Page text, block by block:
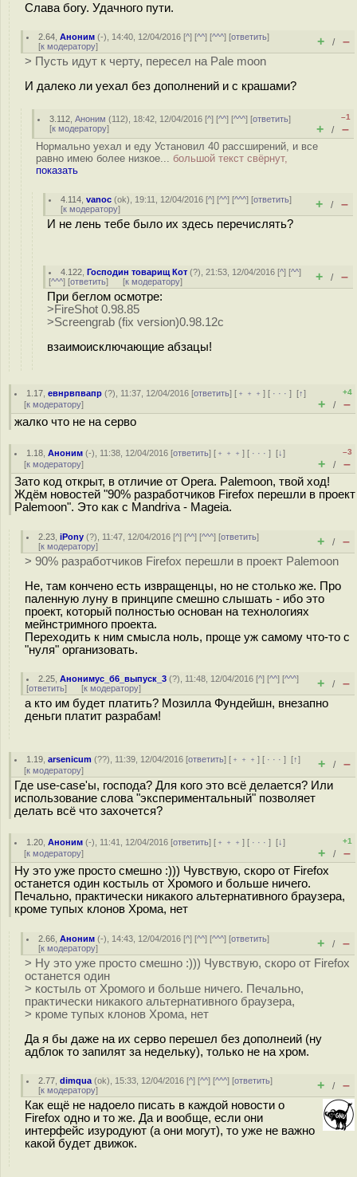
Слава богу. Удачного пути.
2.64 ,Аноним (-), 14:40, 12/04/2016 [^] [^^] [^^^] [ответить]
[к модератору] + / –
> Пусть идут к черту, пересел на Pale moon
И далеко ли уехал без дополнений и с крашами?
3.112 ,Аноним (112), 18:42, 12/04/2016 [^] [^^] [^^^] [ответить]
[к модератору]
–1
+ / –
Нормально уехал и еду Установил 40 рассширений, и все
равно имею более низкое... большой текст свёрнут,
показать
4.114 ,vanoc (ok), 19:11, 12/04/2016 [^] [^^] [^^^] [ответить]
[к модератору] + / –
И не лень тебе было их здесь перечислять?
4.122 ,Господин товарищ Кот (?), 21:53, 12/04/2016 [^] [^^]
[^^^] [ответить] [к модератору] + / –
При беглом осмотре:
>FireShot 0.98.85
>Screengrab (fix version)0.98.12c
взаимоисключающие абзацы!
1.17 ,евнрвпвапр (?), 11:37, 12/04/2016 [ответить] [ ﹢﹢﹢] [ · · ·][↑]
[к модератору]
+4
+ / –
жалко что не на серво
1.18 ,Аноним (-), 11:38, 12/04/2016 [ответить] [ ﹢﹢﹢] [ · · ·][↓]
[к модератору]
–3
+ / –
Зато код открыт, в отличие от Opera. Palemoon, твой ход!
Ждём новостей "90% разработчиков Firefox перешли в проект
Palemoon". Это как с Mandriva - Mageia.
2.23 ,iPony (?), 11:47, 12/04/2016 [^] [^^] [^^^] [ответить]
[к модератору] + / –
> 90% разработчиков Firefox перешли в проект Palemoon
Не, там кончено есть извращенцы, но не столько же. Про
паленную луну в принципе смешно слышать - ибо это
проект, который полностью основан на технологиях
мейнстримного проекта.
Переходить к ним смысла ноль, проще уж самому что-то с
"нуля" организовать.
2.25 ,Анонимус_б6_выпуск_3 (?), 11:48, 12/04/2016 [^] [^^] [^^^]
[ответить] [к модератору] + / –
а кто им будет платить? Мозилла Фундейшн, внезапно
деньги платит разрабам!
1.19 ,arsenicum (??), 11:39, 12/04/2016 [ответить] [ ﹢﹢﹢] [ · · ·][↑]
[к модератору] + / –
Где use-case'ы, господа? Для кого это всё делается? Или
использование слова "экспериментальный" позволяет
делать всё что захочется?
1.20 ,Аноним (-), 11:41, 12/04/2016 [ответить] [ ﹢﹢﹢] [ · · ·][↓]
[к модератору]
+1
+ / –
Ну это уже просто смешно :))) Чувствую, скоро от Firefox
останется один костыль от Хромого и больше ничего.
Печально, практически никакого альтернативного браузера,
кроме тупых клонов Хрома, нет
2.66 ,Аноним (-), 14:43, 12/04/2016 [^] [^^] [^^^] [ответить]
[к модератору] + / –
> Ну это уже просто смешно :))) Чувствую, скоро от Firefox
останется один
> костыль от Хромого и больше ничего. Печально,
практически никакого альтернативного браузера,
> кроме тупых клонов Хрома, нет
Да я бы даже на их серво перешел без дополнеий (ну
адблок то запилят за недельку), только не на хром.
2.77 ,dimqua (ok), 15:33, 12/04/2016 [^] [^^] [^^^] [ответить]
[к модератору] + / –
Как ещё не надоело писать в каждой новости о
Firefox одно и то же. Да и вообще, если они
интерфейс изуродуют (а они могут), то уже не важно
какой будет движок.